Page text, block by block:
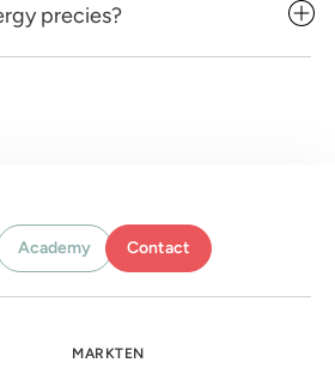
precies?
Academy Contact
MARKTEN